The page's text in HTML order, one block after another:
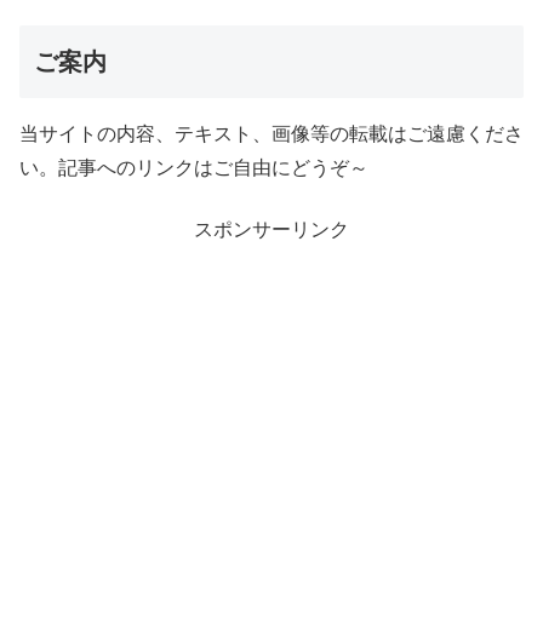
ご案内
当サイトの内容、テキスト、画像等の転載はご遠慮くださ
い。記事へのリンクはご自由にどうぞ～
スポンサーリンク